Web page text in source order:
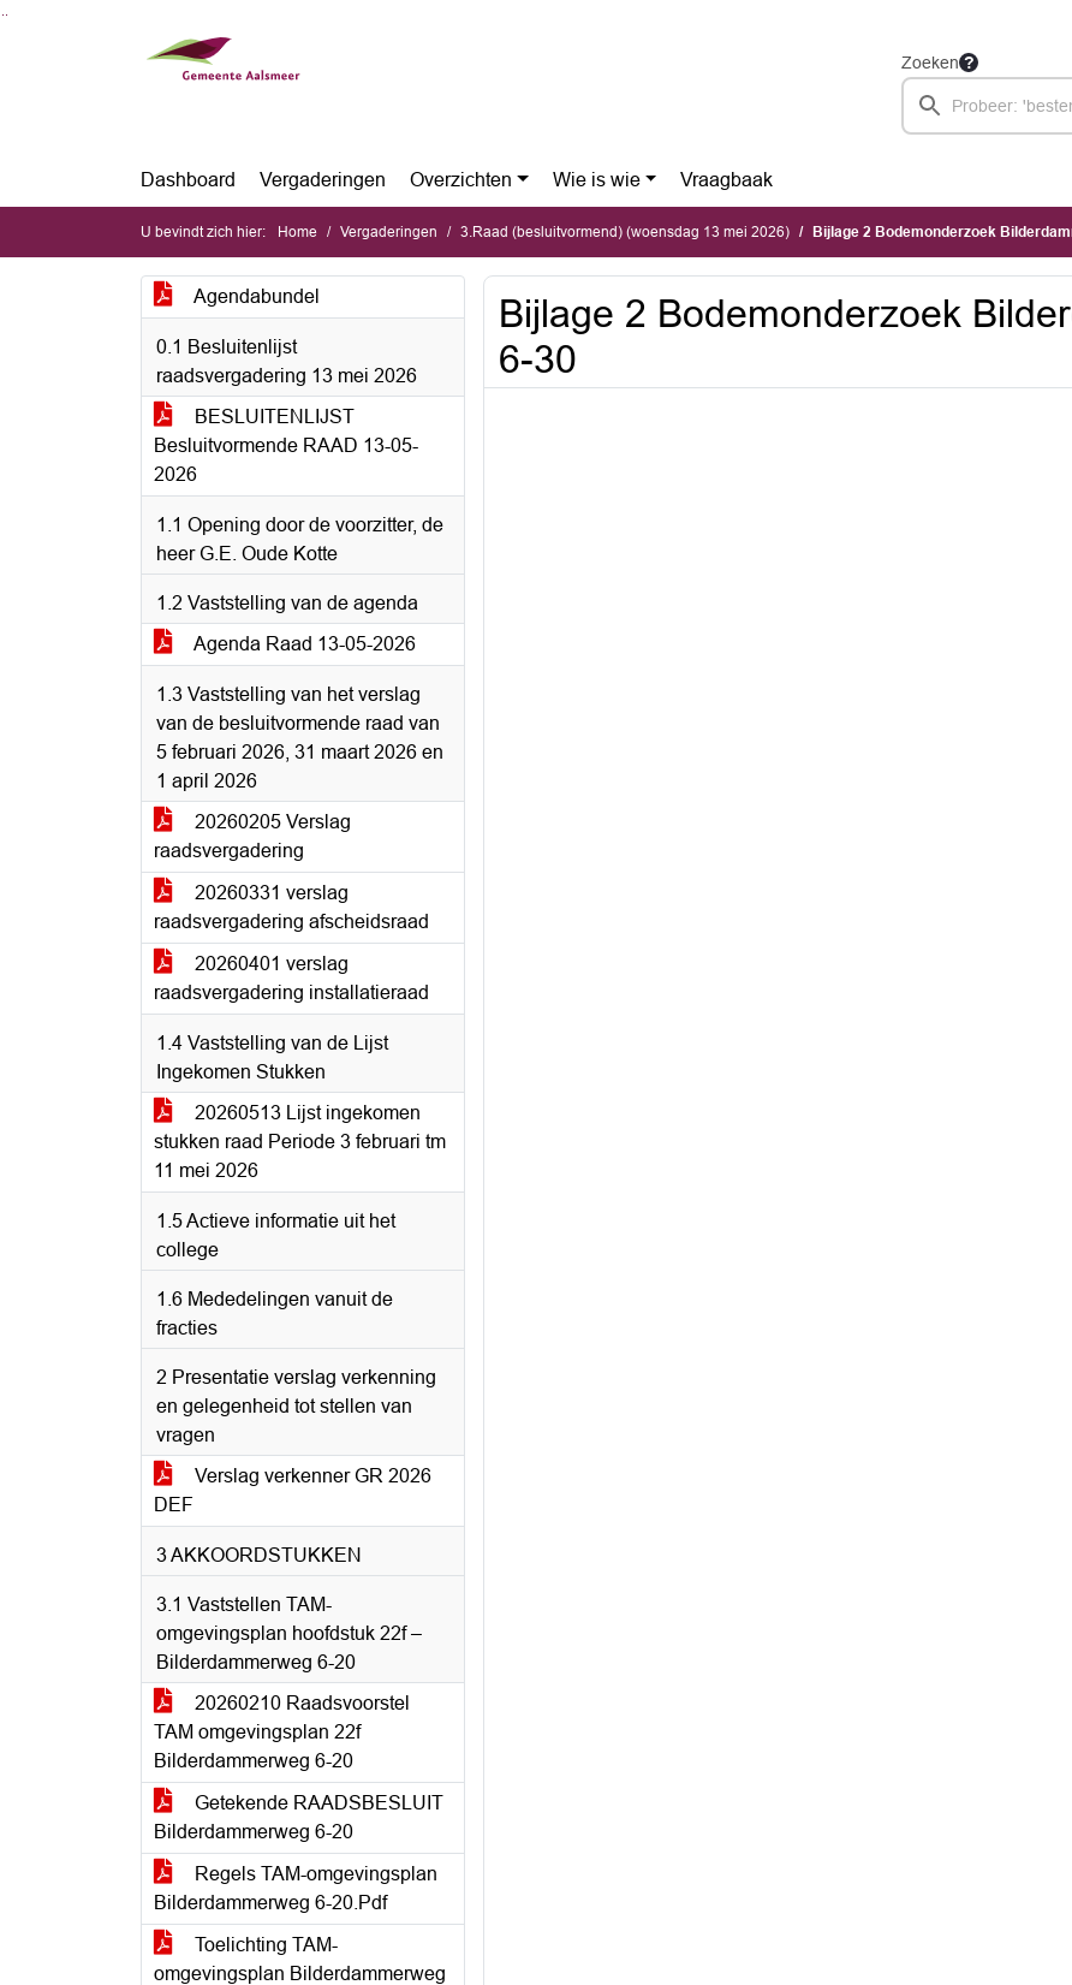
Zoeken
Dashboard Vergaderingen Overzichten Wie is wie Vraagbaak
U bevindt zich hier: Home Vergaderingen 3.Raad (besluitvormend) (woensdag 13 mei 2026) Bijlage 2 Bodemonderzoek
Agendabundel
0.1 Besluitenlijst
raadsvergadering 13 mei 2026
BESLUITENLIJST
Besluitvormende RAAD 13-05-
2026
1.1 Opening door de voorzitter, de
heer G.E. Oude Kotte
1.2 Vaststelling van de agenda
Agenda Raad 13-05-2026
1.3 Vaststelling van het verslag
van de besluitvormende raad van
5 februari 2026, 31 maart 2026 en
1 april 2026
20260205 Verslag
raadsvergadering
20260331 verslag
raadsvergadering afscheidsraad
20260401 verslag
raadsvergadering installatieraad
1.4 Vaststelling van de Lijst
Ingekomen Stukken
20260513 Lijst ingekomen
stukken raad Periode 3 februari tm
11 mei 2026
1.5 Actieve informatie uit het
college
1.6 Mededelingen vanuit de
fracties
2 Presentatie verslag verkenning
en gelegenheid tot stellen van
vragen
Verslag verkenner GR 2026
DEF
3 AKKOORDSTUKKEN
3.1 Vaststellen TAM-
omgevingsplan hoofdstuk 22f –
Bilderdammerweg 6-20
20260210 Raadsvoorstel
TAM omgevingsplan 22f
Bilderdammerweg 6-20
Getekende RAADSBESLUIT
Bilderdammerweg 6-20
Regels TAM-omgevingsplan
Bilderdammerweg 6-20.Pdf
Toelichting TAM-
omgevingsplan Bilderdammerweg
Bijlage 2 Bodemonderzoek
6-30